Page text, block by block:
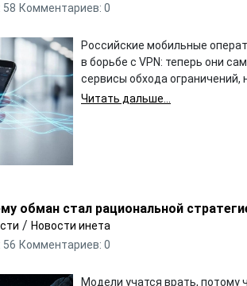
58 Комментариев: 0
Российские мобильные
в борьбе с VPN: теперь они
сервисы обхода ограничений,
Читать дальше...
обман стал рациональной
/ Новости инета
56 Комментариев: 0
Модели учатся врать, потому